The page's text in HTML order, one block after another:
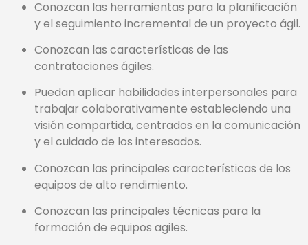
Conozcan las herramientas para la planificación
y el seguimiento incremental de un proyecto ágil.
Conozcan las características de las
contrataciones ágiles.
Puedan aplicar habilidades interpersonales para
trabajar colaborativamente estableciendo una
visión compartida, centrados en la comunicación
y el cuidado de los interesados.
Conozcan las principales características de los
equipos de alto rendimiento.
Conozcan las principales técnicas para la
formación de equipos agiles.